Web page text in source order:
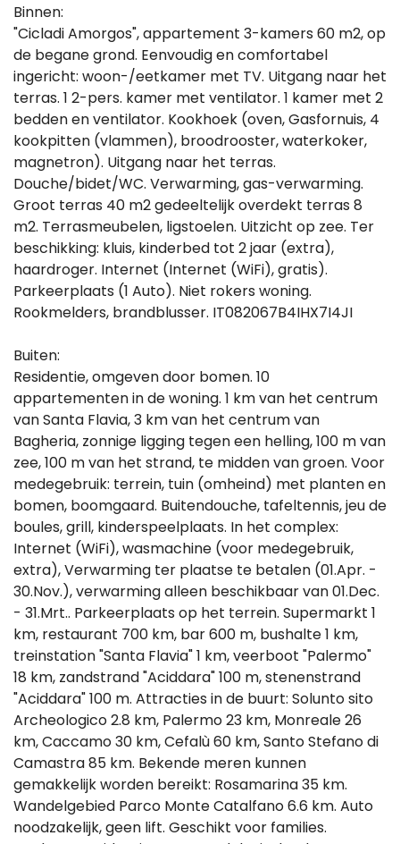
Binnen:
"Cicladi Amorgos", appartement 3-kamers 60 m2, op
de begane grond. Eenvoudig en comfortabel
ingericht: woon-/eetkamer met TV. Uitgang naar het
terras. 1 2-pers. kamer met ventilator. 1 kamer met 2
bedden en ventilator. Kookhoek (oven, Gasfornuis, 4
kookpitten (vlammen), broodrooster, waterkoker,
magnetron). Uitgang naar het terras.
Douche/bidet/WC. Verwarming, gas-verwarming.
Groot terras 40 m2 gedeeltelijk overdekt terras 8
m2. Terrasmeubelen, ligstoelen. Uitzicht op zee. Ter
beschikking: kluis, kinderbed tot 2 jaar (extra),
haardroger. Internet (Internet (WiFi), gratis).
Parkeerplaats (1 Auto). Niet rokers woning.
Rookmelders, brandblusser. IT082067B4IHX7I4JI
Buiten:
Residentie, omgeven door bomen. 10
appartementen in de woning. 1 km van het centrum
van Santa Flavia, 3 km van het centrum van
Bagheria, zonnige ligging tegen een helling, 100 m van
zee, 100 m van het strand, te midden van groen. Voor
medegebruik: terrein, tuin (omheind) met planten en
bomen, boomgaard. Buitendouche, tafeltennis, jeu de
boules, grill, kinderspeelplaats. In het complex:
Internet (WiFi), wasmachine (voor medegebruik,
extra), Verwarming ter plaatse te betalen (01.Apr. -
30.Nov.), verwarming alleen beschikbaar van 01.Dec.
- 31.Mrt.. Parkeerplaats op het terrein. Supermarkt 1
km, restaurant 700 km, bar 600 m, bushalte 1 km,
treinstation "Santa Flavia" 1 km, veerboot "Palermo"
18 km, zandstrand "Aciddara" 100 m, stenenstrand
"Aciddara" 100 m. Attracties in de buurt: Solunto sito
Archeologico 2.8 km, Palermo 23 km, Monreale 26
km, Caccamo 30 km, Cefalù 60 km, Santo Stefano di
Camastra 85 km. Bekende meren kunnen
gemakkelijk worden bereikt: Rosamarina 35 km.
Wandelgebied Parco Monte Catalfano 6.6 km. Auto
noodzakelijk, geen lift. Geschikt voor families.